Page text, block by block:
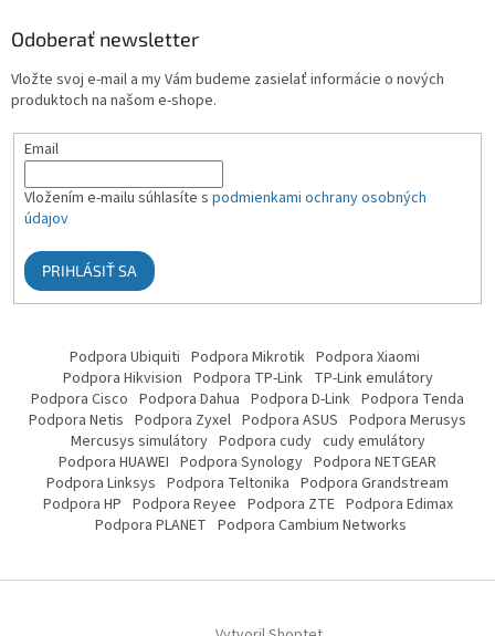
Odoberať newsletter
Vložte svoj e-mail a my Vám budeme zasielať informácie o nových
produktoch na našom e-shope.
Email
Vložením e-mailu súhlasíte s podmienkami ochrany osobných
údajov
PRIHLÁSIŤ SA
Podpora Ubiquiti Podpora Mikrotik Podpora Xiaomi
Podpora Hikvision Podpora TP-Link TP-Link emulátory
Podpora Cisco Podpora Dahua Podpora D-Link Podpora Tenda
Podpora Netis Podpora Zyxel Podpora ASUS Podpora Merusys
Mercusys simulátory Podpora cudy cudy emulátory
Podpora HUAWEI Podpora Synology Podpora NETGEAR
Podpora Linksys Podpora Teltonika Podpora Grandstream
Podpora HP Podpora Reyee Podpora ZTE Podpora Edimax
Podpora PLANET Podpora Cambium Networks